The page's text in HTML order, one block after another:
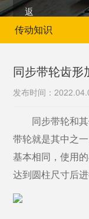
当前位置：首
传动知识
同步带轮齿形
发布时间：
同步带轮和
带轮就是其中之
基本相同，使用
达到圆柱尺寸后进